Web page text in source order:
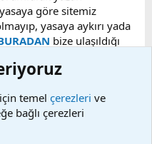
göre sitemiz
yasaya aykırı yada
bize ulaşıldığı
Videolar YouTube,
bu sitelere aittir.
bulunmamaktadır.
temel çerezleri ve
bağlı çerezleri